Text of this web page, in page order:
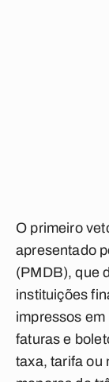
O primeiro
apresentado
(PMDB), que
instituições
impressos
faturas e
taxa, tarifa ou